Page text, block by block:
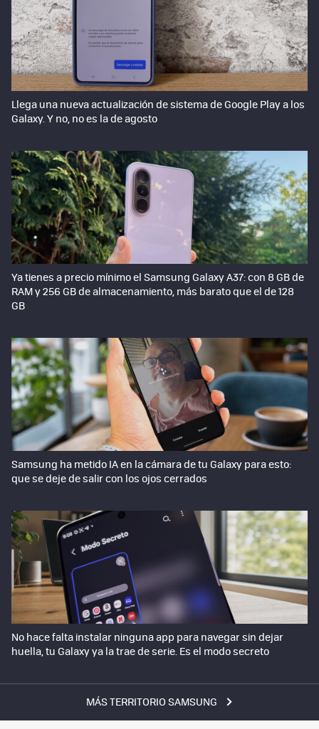
MÁS TERRITORIO SAMSUNG
Llega una nueva actualización de sistema de Google Play a los
Galaxy. Y no, no es la de agosto
Ya tienes a precio mínimo el Samsung Galaxy A37: con 8 GB de
RAM y 256 GB de almacenamiento, más barato que el de 128
GB
Samsung ha metido IA en la cámara de tu Galaxy para esto:
que se deje de salir con los ojos cerrados
No hace falta instalar ninguna app para navegar sin dejar
huella, tu Galaxy ya la trae de serie. Es el modo secreto